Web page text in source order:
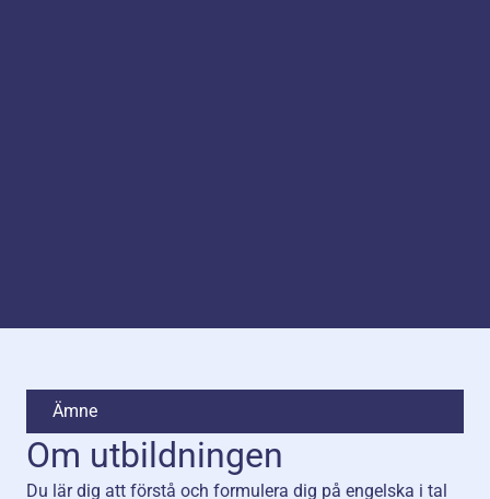
Ämne
Om utbildningen
Du lär dig att förstå och formulera dig på engelska i tal